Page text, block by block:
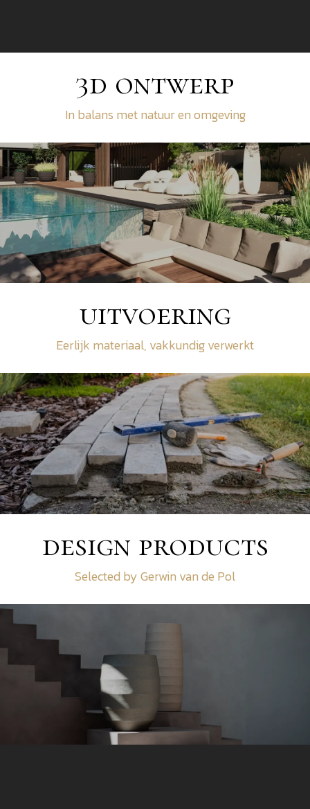
3d ontwerp
In balans met natuur en omgeving
uitvoering
Eerlijk materiaal, vakkundig verwerkt
design products
Selected by Gerwin van de Pol